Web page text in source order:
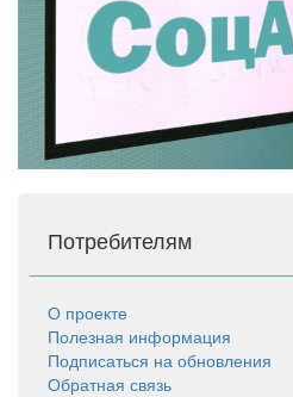
Потребителям
О проекте
Полезная информация
Подписаться на обновления
Обратная связь